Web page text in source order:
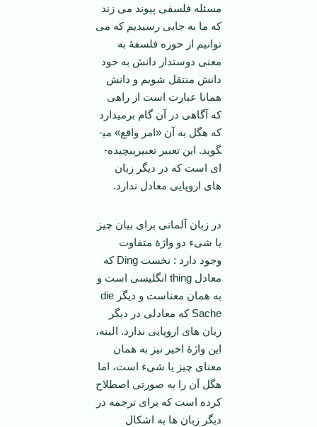
مسئله فلسفی پیوند می زند
که ما به جایی رسیدیم که می
توانیم از حوزه فلسفۀ به
معنی دوستدار دانش به خود
دانش منتقل شویم و دانش
همانا عبارت است از راهی
که آگاهی در آن گام برمی­دارد
که هگل به آن «امر واقع» می­
گوید. این تعبیر تعبیرپیچیده­
ای است که در دیگر زبان
های اروپایی معادل ندارد.
در زبان آلمانی برای بیان چیز
یا شیء دو واژۀ متفاوت
وجود دارد : نخست Ding که
معادل thing انگلیسی است و
به همان معناست و دیگر die
Sache که معادلی در دیگر
زبان های اروپایی ندارد. البته،
این واژۀ اخیر نیز به همان
معنای چیز یا شیء است، اما
هگل آن را به صورتی اصطلاح
کرده است که برای ترجمه در
دیگر زبان ها به اشکال